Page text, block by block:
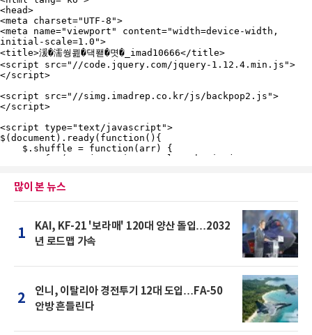
많이 본 뉴스
1
KAI, KF-21 '보라매' 120대 양산 돌입…2032
년 로드맵 가속
2
인니, 이탈리아 경전투기 12대 도입…FA-50
안방 흔들린다